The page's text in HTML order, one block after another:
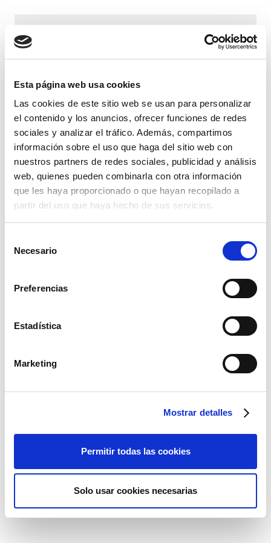
Esta página web usa cookies
Las cookies de este sitio web se usan para personalizar
el contenido y los anuncios, ofrecer funciones de redes
sociales y analizar el tráfico. Además, compartimos
información sobre el uso que haga del sitio web con
nuestros partners de redes sociales, publicidad y análisis
web, quienes pueden combinarla con otra información
que les haya proporcionado o que hayan recopilado a
partir del uso que haya hecho de sus servicios.
Necesario
Preferencias
Estadística
Marketing
Mostrar detalles
Permitir todas las cookies
Solo usar cookies necesarias
No se han encontrado
resultados.